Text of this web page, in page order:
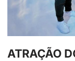
ATRAÇÃO